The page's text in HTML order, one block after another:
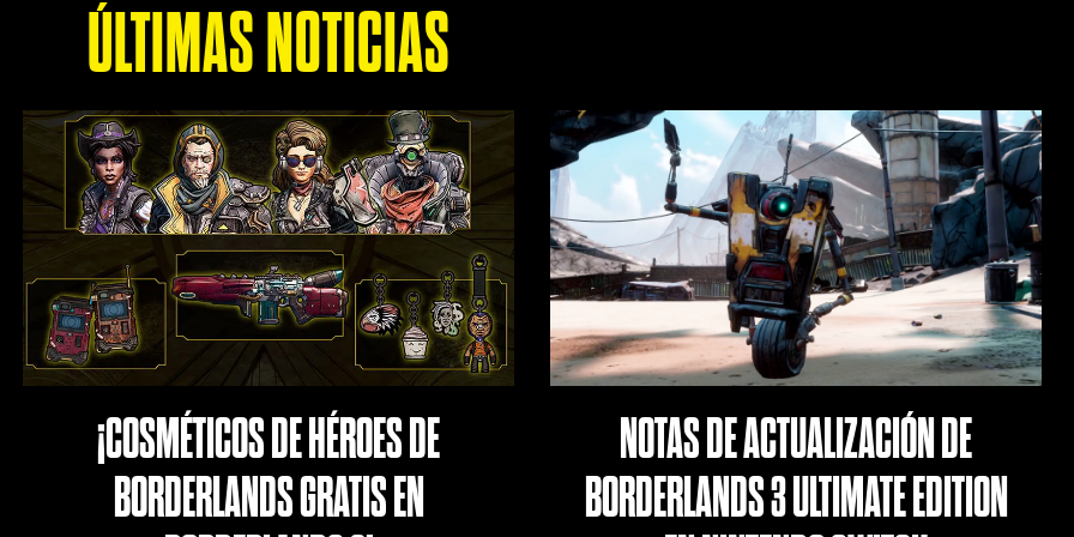
ÚLTIMAS NOTICIAS
¡COSMÉTICOS DE HÉROES DE
BORDERLANDS GRATIS EN
NOTAS DE ACTUALIZACIÓN DE
BORDERLANDS 3 ULTIMATE EDITION